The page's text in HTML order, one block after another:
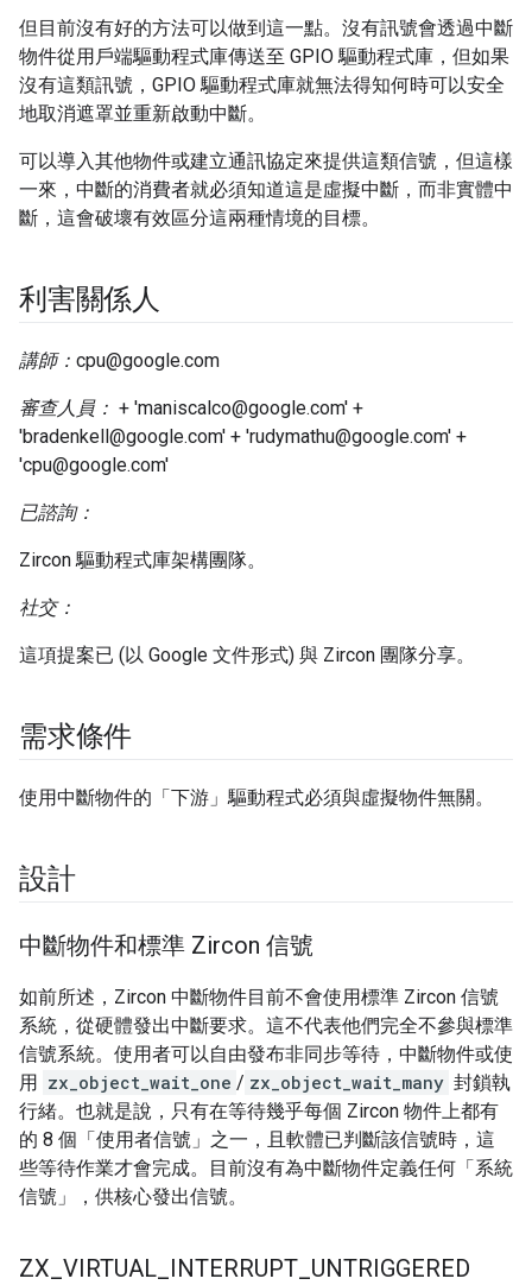
但目前沒有好的方法可以做到這一點。沒有訊號會透過中斷
物件從用戶端驅動程式庫傳送至 GPIO 驅動程式庫，但如果
沒有這類訊號，GPIO 驅動程式庫就無法得知何時可以安全
地取消遮罩並重新啟動中斷。
可以導入其他物件或建立通訊協定來提供這類信號，但這樣
一來，中斷的消費者就必須知道這是虛擬中斷，而非實體中
斷，這會破壞有效區分這兩種情境的目標。
利害關係人
講師： cpu@google.com
審查人員： + 'maniscalco@google.com' +
'bradenkell@google.com' + 'rudymathu@google.com' +
'cpu@google.com'
已諮詢：
Zircon 驅動程式庫架構團隊。
社交：
這項提案已 (以 Google 文件形式) 與 Zircon 團隊分享。
需求條件
使用中斷物件的「下游」驅動程式必須與虛擬物件無關。
設計
中斷物件和標準 Zircon 信號
如前所述，Zircon 中斷物件目前不會使用標準 Zircon 信號
系統，從硬體發出中斷要求。這不代表他們完全不參與標準
信號系統。使用者可以自由發布非同步等待，中斷物件或使
用 zx_object_wait_one / zx_object_wait_many 封鎖執
行緒。也就是說，只有在等待幾乎每個 Zircon 物件上都有
的 8 個「使用者信號」之一，且軟體已判斷該信號時，這
些等待作業才會完成。目前沒有為中斷物件定義任何「系統
信號」，供核心發出信號。
ZX VIRTUAL INTERRUPT UNTRIGGERED